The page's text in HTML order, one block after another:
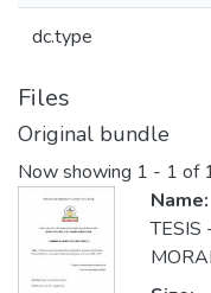
dc.type
Files
Original bundle
Now showing 1 - 1 of
Name:
TESIS